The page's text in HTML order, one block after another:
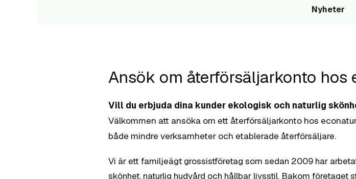
Nyheter
Ansök om återförsäljarkonto hos
Vill du erbjuda dina kunder ekologisk och naturlig
Välkommen att ansöka om ett återförsäljarkonto hos
både mindre verksamheter och etablerade återförsäljare.
Vi är ett familjeägt grossistföretag som sedan 2009 har
skönhet, naturlig hudvård och hållbar livsstil. Bakom företaget